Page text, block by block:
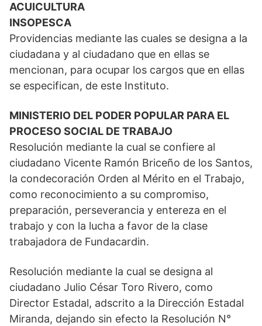
ACUICULTURA
INSOPESCA
Providencias mediante las cuales se designa a la
ciudadana y al ciudadano que en ellas se
mencionan, para ocupar los cargos que en ellas
se especifican, de este Instituto.
MINISTERIO DEL PODER POPULAR PARA EL
PROCESO SOCIAL DE TRABAJO
Resolución mediante la cual se confiere al
ciudadano Vicente Ramón Briceño de los Santos,
la condecoración Orden al Mérito en el Trabajo,
como reconocimiento a su compromiso,
preparación, perseverancia y entereza en el
trabajo y con la lucha a favor de la clase
trabajadora de Fundacardin.
Resolución mediante la cual se designa al
ciudadano Julio César Toro Rivero, como
Director Estadal, adscrito a la Dirección Estadal
Miranda, dejando sin efecto la Resolución N°